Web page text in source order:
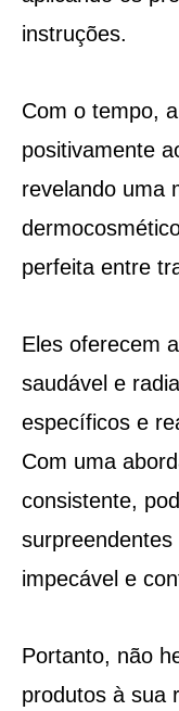
instruções.
Com o tempo,
positivamente
revelando uma
perfeita entre
Eles oferecem
saudável e
específicos e
Com uma
consistente,
impecável e
Portanto, não
produtos à sua